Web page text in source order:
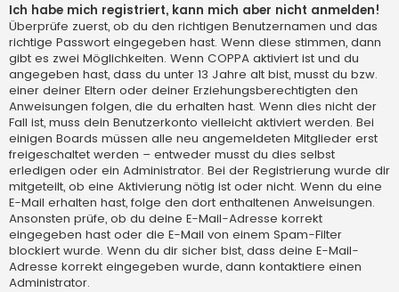
Ich habe mich registriert, kann mich aber nicht anmelden!
Überprüfe zuerst, ob du den richtigen Benutzernamen und das
richtige Passwort eingegeben hast. Wenn diese stimmen, dann
gibt es zwei Möglichkeiten. Wenn COPPA aktiviert ist und du
angegeben hast, dass du unter 13 Jahre alt bist, musst du bzw.
einer deiner Eltern oder deiner Erziehungsberechtigten den
Anweisungen folgen, die du erhalten hast. Wenn dies nicht der
Fall ist, muss dein Benutzerkonto vielleicht aktiviert werden. Bei
einigen Boards müssen alle neu angemeldeten Mitglieder erst
freigeschaltet werden – entweder musst du dies selbst
erledigen oder ein Administrator. Bei der Registrierung wurde dir
mitgeteilt, ob eine Aktivierung nötig ist oder nicht. Wenn du eine
E-Mail erhalten hast, folge den dort enthaltenen Anweisungen.
Ansonsten prüfe, ob du deine E-Mail-Adresse korrekt
eingegeben hast oder die E-Mail von einem Spam-Filter
blockiert wurde. Wenn du dir sicher bist, dass deine E-Mail-
Adresse korrekt eingegeben wurde, dann kontaktiere einen
Administrator.